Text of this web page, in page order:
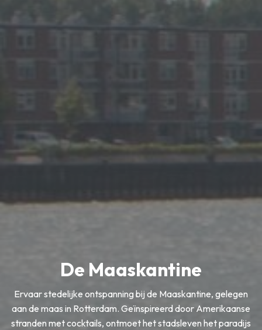
De Maaskantine
Ervaar stedelijke ontspanning bij de Maaskantine, gelegen
aan de maas in Rotterdam. Geïnspireerd door Amerikaanse
stranden met cocktails, ontmoet het stadsleven het paradijs